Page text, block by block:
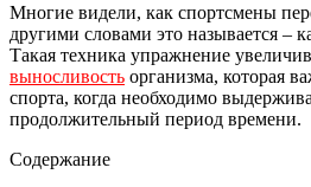
Многие видели, как спортсмены
другими словами это называется –
Такая техника упражнение
выносливость организма, которая
спорта, когда необходимо
продолжительный период времени.
Содержание